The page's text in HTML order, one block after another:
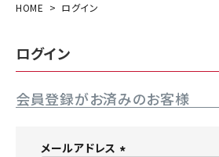
うさぎ用品
ブランド別に探す
目的別に探す
HOME ログイン
ログイン
会員登録がお済みのお客様
メールアドレス